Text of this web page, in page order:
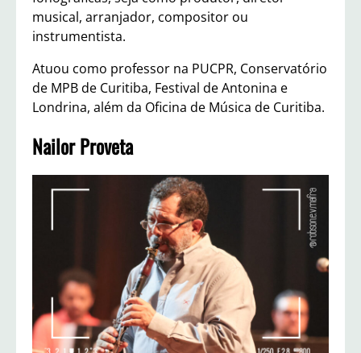
musical, arranjador, compositor ou
instrumentista.
Atuou como professor na PUCPR, Conservatório
de MPB de Curitiba, Festival de Antonina e
Londrina, além da Oficina de Música de Curitiba.
Nailor Proveta